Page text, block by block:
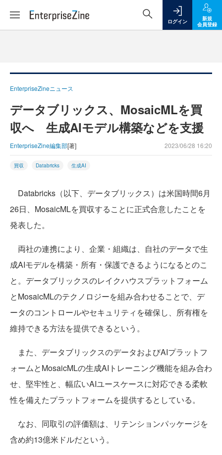
ログイン
新規
会員登録
EnterpriseZineニュース
データブリックス、MosaicMLを買
収へ 生成AIモデル構築などを支援
EnterpriseZine編集部[著] 2023/06/28 16:20
買収 Databricks 生成AI
Databricks（以下、データブリックス）は米国時間6月
26日、MosaicMLを買収することに正式合意したことを
発表した。
両社の連携により、企業・組織は、自社のデータで生
成AIモデルを構築・所有・保護できるようになるとのこ
と。データブリックスのレイクハウスプラットフォーム
とMosaicMLのテクノロジーを組み合わせることで、デ
ータのコントロールやセキュリティを確保し、所有権を
維持できる方法を提供できるという。
また、データブリックスのデータおよびAIプラットフ
ォームとMosaicMLの生成AIトレーニング機能を組み合わ
せ、堅牢性と、幅広いAIユースケースに対応できる柔軟
性を備えたプラットフォームを提供するとしている。
なお、同取引の評価額は、リテンションパッケージを
含め約13億米ドルだという。